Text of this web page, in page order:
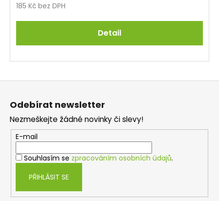
185 Kč bez DPH
Detail
Odebírat newsletter
Nezmeškejte žádné novinky či slevy!
E-mail
Souhlasím se zpracováním osobních údajů.
PŘIHLÁSIT SE